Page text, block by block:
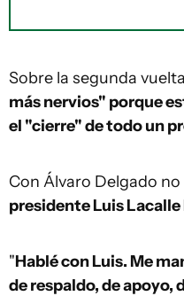
Sobre la segunda
más nervios" porque
el "cierre" de todo un
Con Álvaro Delgado
presidente Luis Lacalle
"Hablé con Luis. Me
de respaldo, de apoyo,